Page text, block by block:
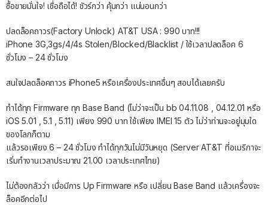
ซื้อขายมั่นใจ! เชื่อถือได้! ชัวร์กว่า คุ้มกว่า แน่นอนกว่า
ปลดล็อคถาวร(Factory Unlock) AT&T USA : 990 บาท!!!
iPhone 3G,3gs/4/4s Stolen/Blocked/Blacklist / ใช้เวลาปลดล็อค 6
ชั่วโมง – 24 ชั่วโมง
สนใจปลดล็อคถาวร iPhone5 หรือเครื่องประเทศอื่นๆ สอบได้เลยครับ
ทำได้ทุก Firmware ทุก Base Band (ไม่ว่าจะเป็น bb 04.11.08 , 04.12.01 หรือ
iOS 5.01 , 5.1 , 5.11) เพียง 990 บาท ใช้เพียง IMEI 15 ตัว ไม่ว่าท่านจะอยู่มุมใด
ของโลกก็ตาม
แล้วรอเพียง 6 – 24 ชั่วโมง ทำได้ทุกวันไม่มีวันหยุด (Server AT&T ที่อเมริกาจะ
เริ่มทำงานเวลาประมาณ 21.00 เวลาประเทศไทย)
ไม่ต้องกลัวว่า เมื่อมีการ Up Firmware หรือ เปลี่ยน Base Band แล้วเครื่องจะ
ล็อคอีกต่อไป